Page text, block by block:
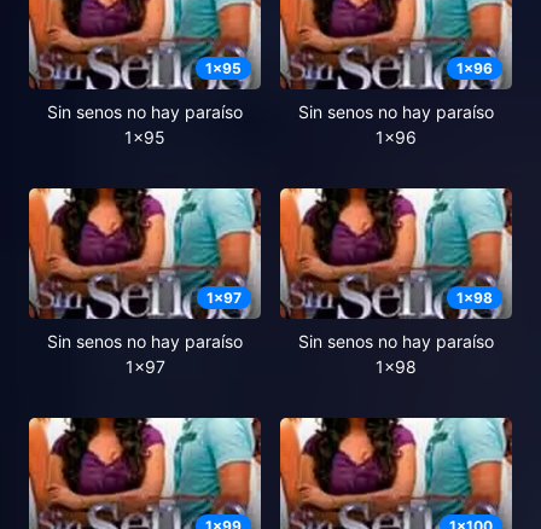
1x95
Sin senos no hay paraíso
1x95
1x96
Sin senos no hay paraíso
1x96
1x97
Sin senos no hay paraíso
1x97
1x98
Sin senos no hay paraíso
1x98